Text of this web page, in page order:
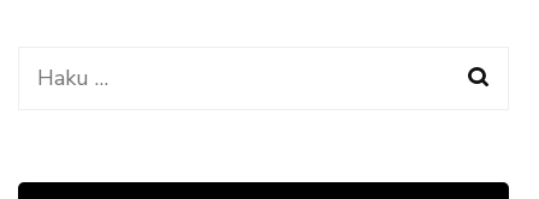
Haku: